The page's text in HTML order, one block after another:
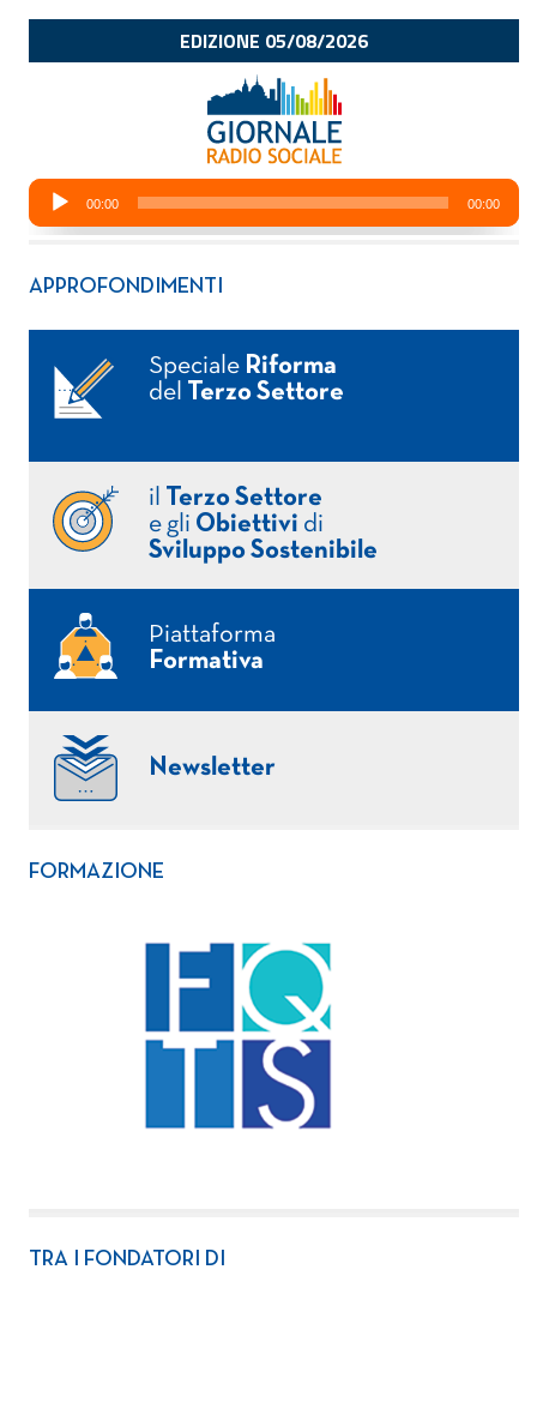
APPROFONDIMENTI
Speciale Riforma
del
Terzo Settore
il
Terzo Settore
e gli Obiettivi di
Sviluppo Sostenibile
Piattaforma
Formativa
Newsletter
FORMAZIONE
TRA I FONDATORI DI